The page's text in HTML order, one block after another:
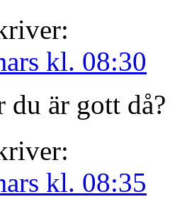
kl. 08:30
du är gott då?
kl. 08:35